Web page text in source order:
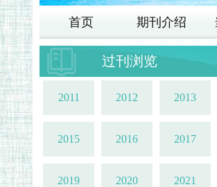
首页 期刊介绍
过刊浏览
2011 2012 2013
2015 2016 2017
2019 2020 2021